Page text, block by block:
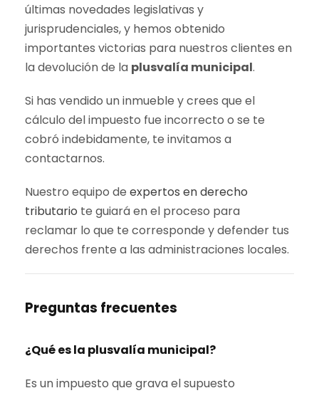
últimas novedades legislativas y
jurisprudenciales, y hemos obtenido
importantes victorias para nuestros clientes en
la devolución de la plusvalía municipal.
Si has vendido un inmueble y crees que el
cálculo del impuesto fue incorrecto o se te
cobró indebidamente, te invitamos a
contactarnos.
Nuestro equipo de expertos en derecho
tributario te guiará en el proceso para
reclamar lo que te corresponde y defender tus
derechos frente a las administraciones locales.
Preguntas frecuentes
¿Qué es la plusvalía municipal?
Es un impuesto que grava el supuesto